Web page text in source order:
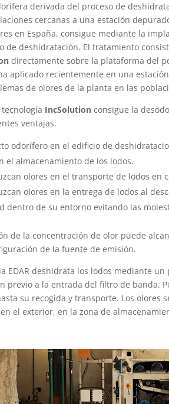
derivada del proceso de
cercanas a una estación
en España, consigue mediante la
de deshidratación. El tratamiento
directamente sobre la plataforma del
aplicado recientemente en una
de olores de la planta en las
IncSolution consigue la
ventajas:
odorífero en el edificio de
el almacenamiento de los lodos.
olores en el transporte de lodos en
olores en la entrega de lodos al
dentro de su entorno evitando las
de la concentración de olor puede
de la fuente de emisión.
EDAR deshidrata los lodos mediante
previo a la entrada del filtro de banda.
su recogida y transporte. Los olores
el exterior, en la zona de